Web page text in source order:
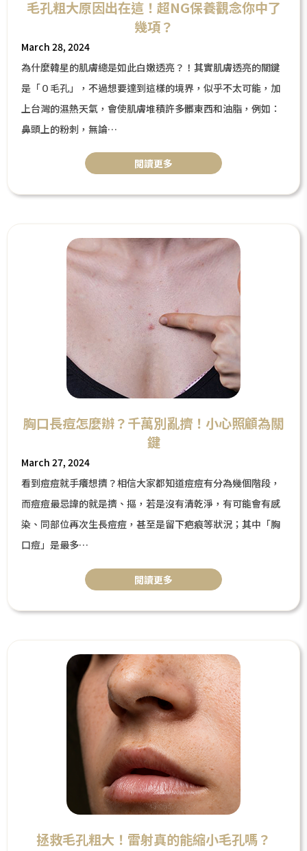
毛孔粗大原因出在這！超NG保養觀念你中了
幾項？
March 28, 2024
為什麼韓星的肌膚總是如此白嫩透亮？！其實肌膚透亮的關鍵
是「０毛孔」，不過想要達到這樣的境界，似乎不太可能，加
上台灣的濕熱天氣，會使肌膚堆積許多髒東西和油脂，例如：
鼻頭上的粉刺，無論
怎麼清除似乎都無法從根本解決，最多人選擇的方式有「妙鼻
貼」、「臉部去角質」等，粉刺雖然清除了，卻也使得毛孔變
閲讀更多
胸口長痘怎麼辦？千萬別亂擠！小心照顧為關
鍵
March 27, 2024
看到痘痘就手癢想擠？相信大家都知道痘痘有分為幾個階段，
而痘痘最忌諱的就是擠、摳，若是沒有清乾淨，有可能會有感
染、同部位再次生長痘痘，甚至是留下疤痕等狀況；其中「胸
口痘」是最多
女性會莫名冒出的部位，原因可能是
肝臟、腸道出了一些狀況，嚴重點可能是「乳癌」的警訊，因
閲讀更多
拯救毛孔粗大！雷射真的能縮小毛孔嗎？